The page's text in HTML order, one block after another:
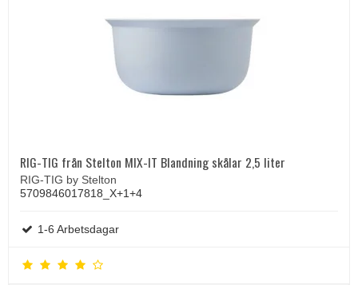
RIG-TIG från Stelton MIX-IT Blandning skålar 2,5 liter
RIG-TIG by Stelton
5709846017818_X+1+4
1-6 Arbetsdagar